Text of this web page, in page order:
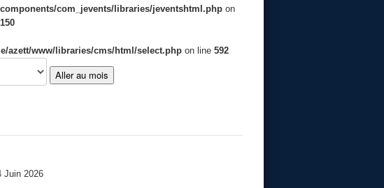
com_jevents/libraries/jeventshtml.phpon
150
azett/www/libraries/cms/html/select.php on line592
Aller au mois
Juin 2026